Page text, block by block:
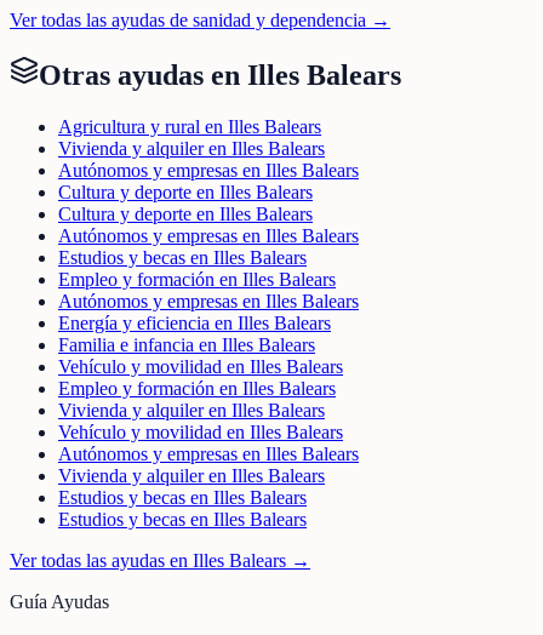
Ver todas las ayudas de sanidad y dependencia →
Otras ayudas en Illes Balears
Agricultura y rural en Illes Balears
Vivienda y alquiler en Illes Balears
Autónomos y empresas en Illes Balears
Cultura y deporte en Illes Balears
Cultura y deporte en Illes Balears
Autónomos y empresas en Illes Balears
Estudios y becas en Illes Balears
Empleo y formación en Illes Balears
Autónomos y empresas en Illes Balears
Energía y eficiencia en Illes Balears
Familia e infancia en Illes Balears
Vehículo y movilidad en Illes Balears
Empleo y formación en Illes Balears
Vivienda y alquiler en Illes Balears
Vehículo y movilidad en Illes Balears
Autónomos y empresas en Illes Balears
Vivienda y alquiler en Illes Balears
Estudios y becas en Illes Balears
Estudios y becas en Illes Balears
Ver todas las ayudas en Illes Balears →
Guía Ayudas